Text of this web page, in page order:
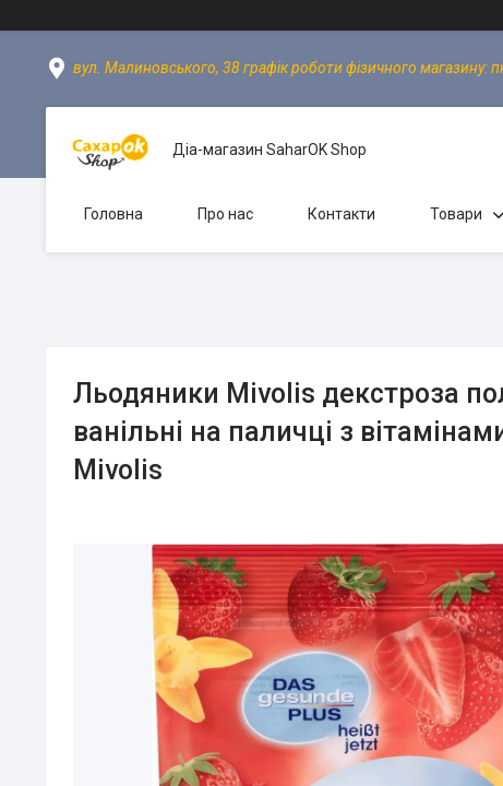
вул. Малиновського, 38 графік роботи фізичного магазину:
Діа-магазин SaharOK Shop
Головна Про нас Контакти Товари
Льодяники Mivolis декстроза
ванільні на паличці з
Mivolis